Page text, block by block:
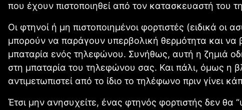
που έχουν πιστοποιηθεί από τον κατασκευαστή του
Οι φτηνοί ή μη πιστοποιημένοι φορτιστές (ειδικά οι
μπορούν να παράγουν υπερβολική θερμότητα και να
μπαταρία ενός τηλεφώνου. Συνήθως, αυτή η ζημιά
στη μπαταρία του τηλεφώνου σας. Και πάλι, όμως η
αντιμετωπιστεί από το ίδιο το τηλέφωνο πριν γίνει
Έτσι μην ανησυχείτε, ένας φτηνός φορτιστής δεν θα